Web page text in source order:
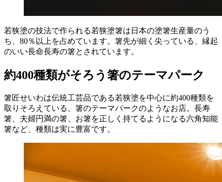
若狭塗の技法で作られる若狭塗箸は日本の塗箸生産量のう
ち、80％以上を占めています。箸先が細く尖っている、縁起
のいい長命長寿の箸とされています。
約400種類がそろう箸のテーマパーク
箸匠せいわは伝統工芸品である若狭塗を中心に約400種類を
取りそろえている、箸のテーマパークのようなお店。長寿
箸、夫婦円満の箸、お箸を正しく持てるようになる六角知能
箸など、種類は実に豊富です。